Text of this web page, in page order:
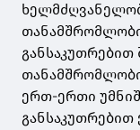
განსაკუთრებით
ერთ-ერთი